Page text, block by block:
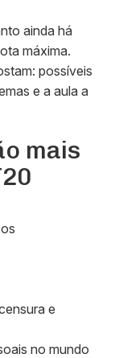
ainda há
máxima.
possíveis
e a aula a
mais
e
no mundo